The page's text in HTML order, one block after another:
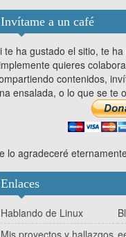
Invítame a un café
te ha gustado el sitio, te
quieres
contenidos,
ensalada, o lo que se te
lo agradeceré
Enlaces
Hablando de Linux